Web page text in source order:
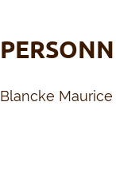
Blancke Maurice